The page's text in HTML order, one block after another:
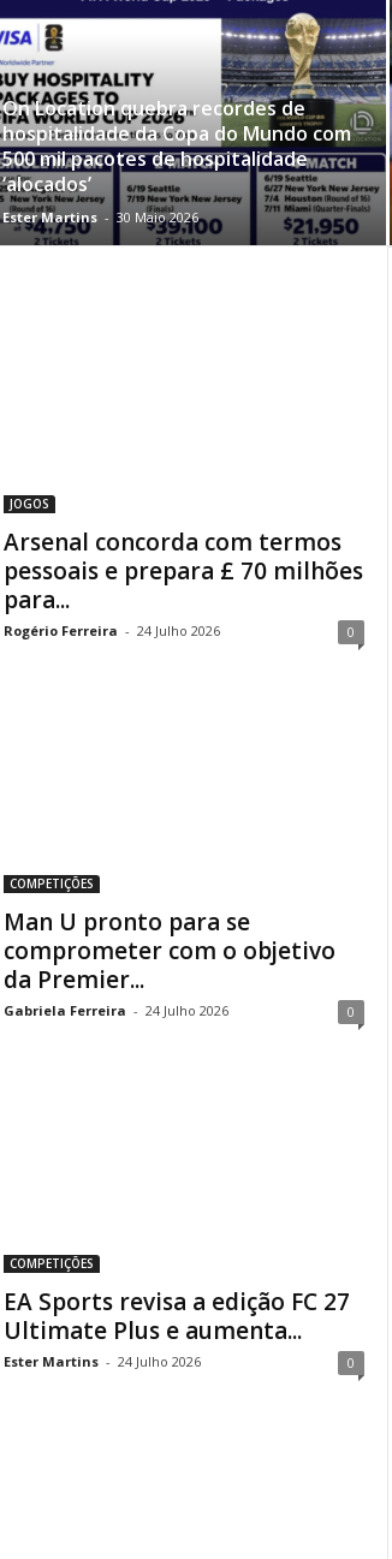
On Location quebra recordes de
hospitalidade da Copa do Mundo com
500 mil pacotes de hospitalidade
‘alocados’
Ester Martins - 30 Maio 2026
JOGOS
Arsenal concorda com termos
pessoais e prepara £ 70 milhões
para...
Rogério Ferreira - 24 Julho 2026 0
COMPETIÇÕES
Man U pronto para se
comprometer com o objetivo
da Premier...
Gabriela Ferreira - 24 Julho 2026 0
COMPETIÇÕES
EA Sports revisa a edição FC 27
Ultimate Plus e aumenta...
Ester Martins - 24 Julho 2026 0